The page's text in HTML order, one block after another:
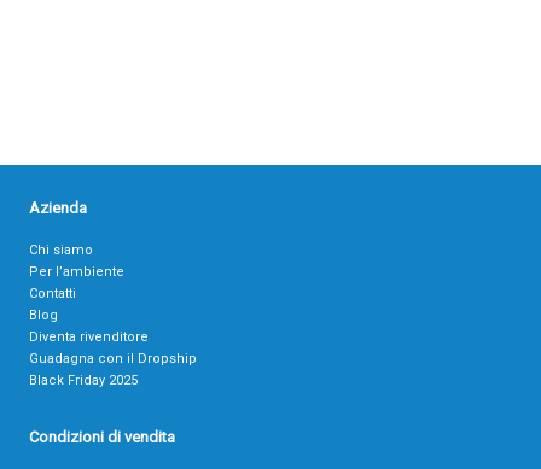
Azienda
Chi siamo
Per l’ambiente
Contatti
Blog
Diventa rivenditore
Guadagna con il Dropship
Black Friday 2025
Condizioni di vendita